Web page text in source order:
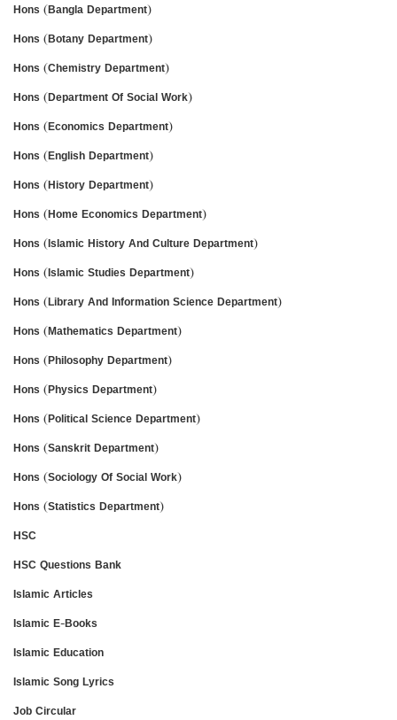
Hons (Bangla Department)
Hons (Botany Department)
Hons (Chemistry Department)
Hons (Department Of Social Work)
Hons (Economics Department)
Hons (English Department)
Hons (History Department)
Hons (Home Economics Department)
Hons (Islamic History And Culture Department)
Hons (Islamic Studies Department)
Hons (Library And Information Science Department)
Hons (Mathematics Department)
Hons (Philosophy Department)
Hons (Physics Department)
Hons (Political Science Department)
Hons (Sanskrit Department)
Hons (Sociology Of Social Work)
Hons (Statistics Department)
HSC
HSC Questions Bank
Islamic Articles
Islamic E-Books
Islamic Education
Islamic Song Lyrics
Job Circular